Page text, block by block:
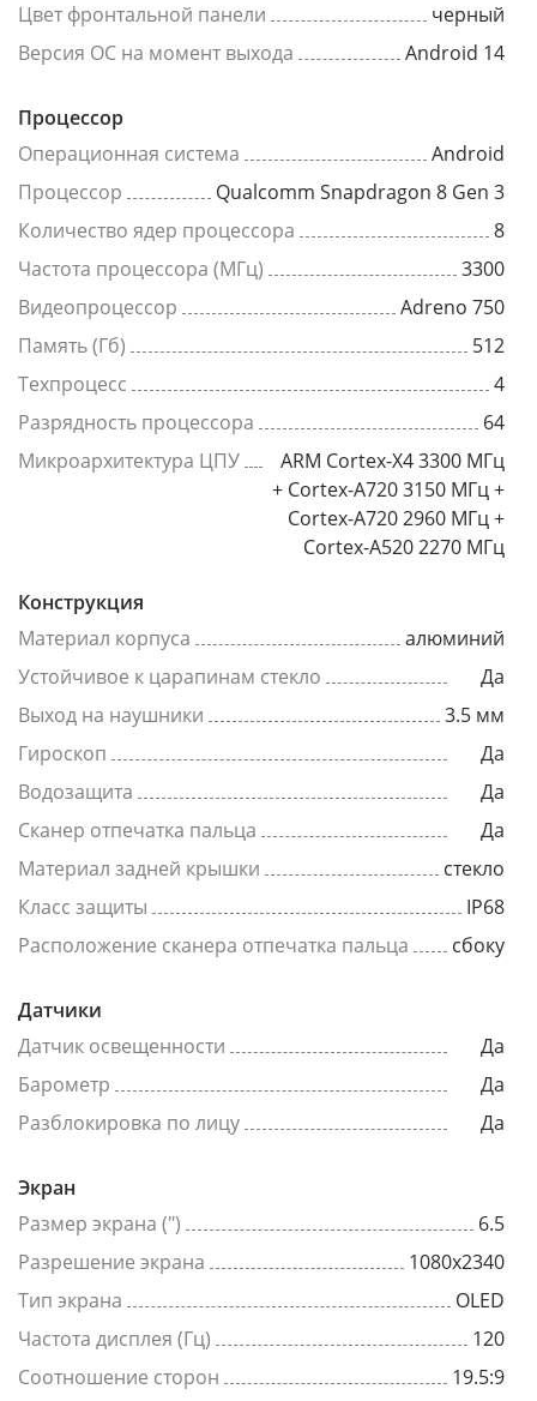
Цвет фронтальной панели
черный
Версия ОС на момент выхода
Android 14
Процессор
Операционная система
Android
Процессор
Qualcomm Snapdragon 8 Gen 3
Количество ядер процессора
8
Частота процессора (МГц)
3300
Видеопроцессор
Adreno 750
Память (Гб)
512
Техпроцесс
4
Разрядность процессора
64
Микроархитектура ЦПУ
ARM Cortex-X4 3300 МГц
+ Cortex-A720 3150 МГц +
Cortex-A720 2960 МГц +
Cortex-A520 2270 МГц
Конструкция
Материал корпуса
алюминий
Устойчивое к царапинам стекло
Да
Выход на наушники
3.5 мм
Гироскоп
Да
Водозащита
Да
Сканер отпечатка пальца
Да
Материал задней крышки
стекло
Класс защиты
IP68
Расположение сканера отпечатка пальца
сбоку
Датчики
Датчик освещенности
Да
Барометр
Да
Разблокировка по лицу
Да
Экран
Размер экрана (")
6.5
Разрешение экрана
1080x2340
Тип экрана
OLED
Частота дисплея (Гц)
120
Соотношение сторон
19.5:9